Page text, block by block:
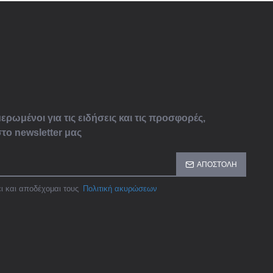
για τις ειδήσεις και τις προσφορές,
newsletter μας
ΑΠΟΣΤΟΛΉ
και αποδέχομαι τους Πολιτική ακυρώσεων